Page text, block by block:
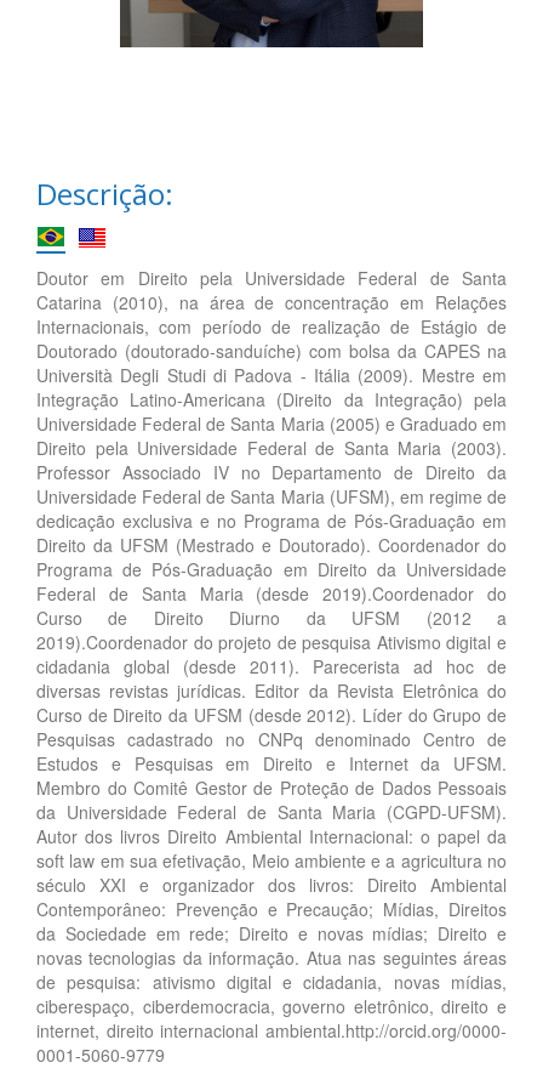
Descrição:
Doutor em Direito pela Universidade Federal de Santa
Catarina (2010), na área de concentração em Relações
Internacionais, com período de realização de Estágio de
Doutorado (doutorado-sanduíche) com bolsa da CAPES na
Università Degli Studi di Padova - Itália (2009). Mestre em
Integração Latino-Americana (Direito da Integração) pela
Universidade Federal de Santa Maria (2005) e Graduado em
Direito pela Universidade Federal de Santa Maria (2003).
Professor Associado IV no Departamento de Direito da
Universidade Federal de Santa Maria (UFSM), em regime de
dedicação exclusiva e no Programa de Pós-Graduação em
Direito da UFSM (Mestrado e Doutorado). Coordenador do
Programa de Pós-Graduação em Direito da Universidade
Federal de Santa Maria (desde 2019).Coordenador do
Curso de Direito Diurno da UFSM (2012 a
2019).Coordenador do projeto de pesquisa Ativismo digital e
cidadania global (desde 2011). Parecerista ad hoc de
diversas revistas jurídicas. Editor da Revista Eletrônica do
Curso de Direito da UFSM (desde 2012). Líder do Grupo de
Pesquisas cadastrado no CNPq denominado Centro de
Estudos e Pesquisas em Direito e Internet da UFSM.
Membro do Comitê Gestor de Proteção de Dados Pessoais
da Universidade Federal de Santa Maria (CGPD-UFSM).
Autor dos livros Direito Ambiental Internacional: o papel da
soft law em sua efetivação, Meio ambiente e a agricultura no
século XXI e organizador dos livros: Direito Ambiental
Contemporâneo: Prevenção e Precaução; Mídias, Direitos
da Sociedade em rede; Direito e novas mídias; Direito e
novas tecnologias da informação. Atua nas seguintes áreas
de pesquisa: ativismo digital e cidadania, novas mídias,
ciberespaço, ciberdemocracia, governo eletrônico, direito e
internet, direito internacional ambiental.http://orcid.org/0000-
0001-5060-9779